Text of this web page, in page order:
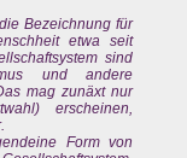
Bezeichnung für
etwa seit
sind
und andere
mag zunäxt nur
erscheinen,
Form von